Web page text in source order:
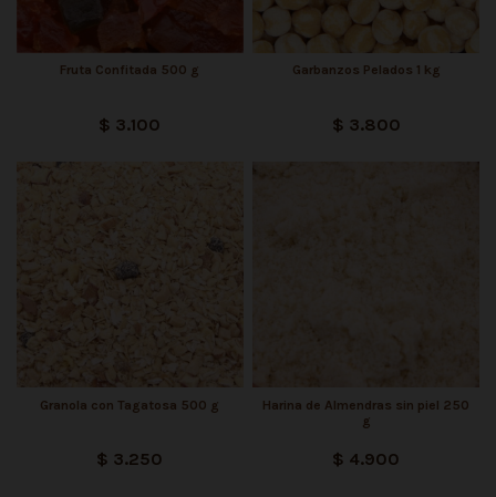
Fruta Confitada 500 g
$ 3.100
Garbanzos Pelados 1 kg
$ 3.800
Granola con Tagatosa 500 g
$ 3.250
Harina de Almendras sin piel 250
g
$ 4.900